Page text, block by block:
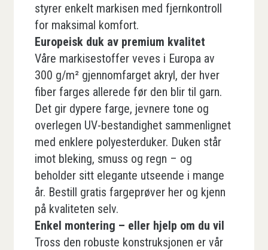
styrer enkelt markisen med fjernkontroll
for maksimal komfort.
Europeisk duk av premium kvalitet
Våre markisestoffer veves i Europa av
300 g/m² gjennomfarget akryl, der hver
fiber farges allerede før den blir til garn.
Det gir dypere farge, jevnere tone og
overlegen UV-bestandighet sammenlignet
med enklere polyesterduker. Duken står
imot bleking, smuss og regn – og
beholder sitt elegante utseende i mange
år. Bestill gratis fargeprøver her og kjenn
på kvaliteten selv.
Enkel montering – eller hjelp om du vil
Tross den robuste konstruksjonen er vår